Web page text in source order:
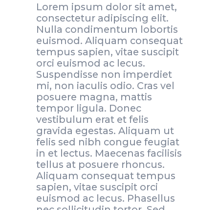
Lorem ipsum dolor sit amet,
consectetur adipiscing elit.
Nulla condimentum lobortis
euismod. Aliquam consequat
tempus sapien, vitae suscipit
orci euismod ac lecus.
Suspendisse non imperdiet
mi, non iaculis odio. Cras vel
posuere magna, mattis
tempor ligula. Donec
vestibulum erat et felis
gravida egestas. Aliquam ut
felis sed nibh congue feugiat
in et lectus. Maecenas facilisis
tellus at posuere rhoncus.
Aliquam consequat tempus
sapien, vitae suscipit orci
euismod ac lecus. Phasellus